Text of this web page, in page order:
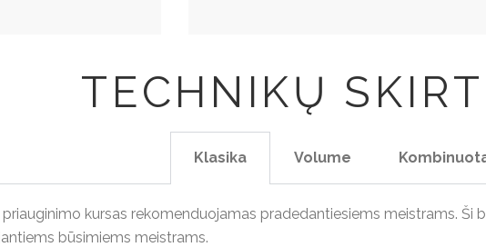
TECHNIKŲ
Klasika Volume
kursas rekomenduojamas pradedantiesiems meistrams. Ši
būsimiems meistrams.